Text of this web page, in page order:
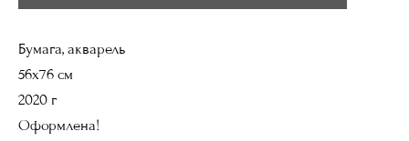
Бумага, акварель
56х76 см
2020 г
Оформлена!